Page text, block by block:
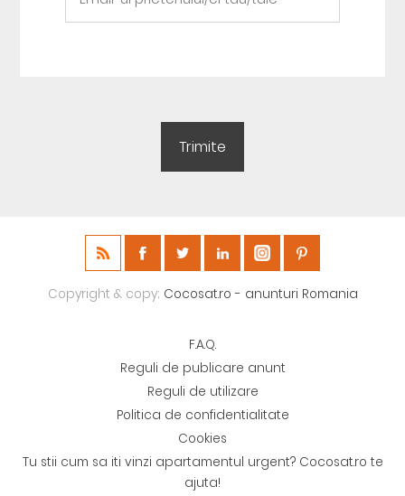
Copyright & copy; Cocosat.ro - anunturi Romania
F.A.Q.
Reguli de publicare anunt
Reguli de utilizare
Politica de confidentialitate
Cookies
Tu stii cum sa iti vinzi apartamentul urgent? Cocosat.ro te
ajuta!